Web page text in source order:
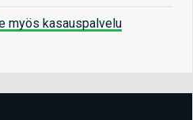
myös kasauspalvelu